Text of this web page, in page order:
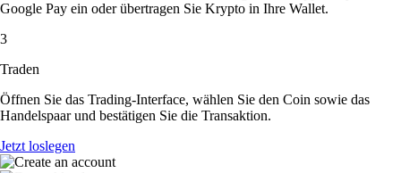
Google Pay ein oder übertragen Sie Krypto in Ihre Wallet.
3
Traden
Öffnen Sie das Trading-Interface, wählen Sie den Coin sowie das
Handelspaar und bestätigen Sie die Transaktion.
Jetzt loslegen